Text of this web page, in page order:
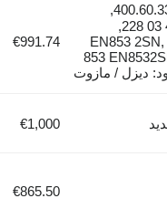
رقم مرجعي: 400.60.337,
40060337, 400 03 228,
40003228, EN853
853
€991.74
€1,000
€865.50